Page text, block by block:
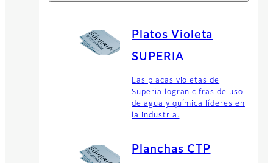
Platos Violeta
SUPERIA
Las placas violetas de
Superia logran cifras de uso
de agua y química líderes en
la industria.
Planchas CTP